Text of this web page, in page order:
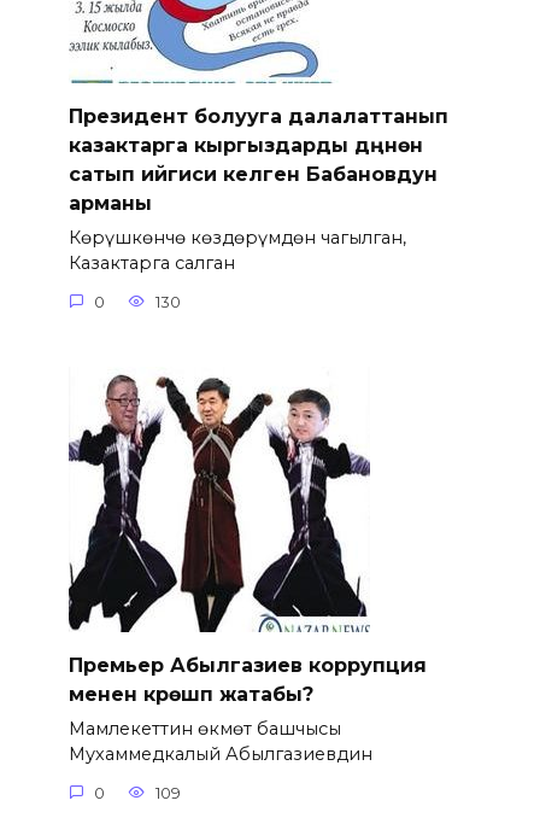
Президент болууга далалаттанып
казактарга кыргыздарды дүңүнөн
сатып ийгиси келген Бабановдун
арманы
Көрүшкөнчө көздөрүмдөн чагылган,
Казактарга салган
0 130
Премьер Абылгазиев коррупция
менен күрөшүп жатабы?
Мамлекеттин өкмөт башчысы
Мухаммедкалый Абылгазиевдин
0 109